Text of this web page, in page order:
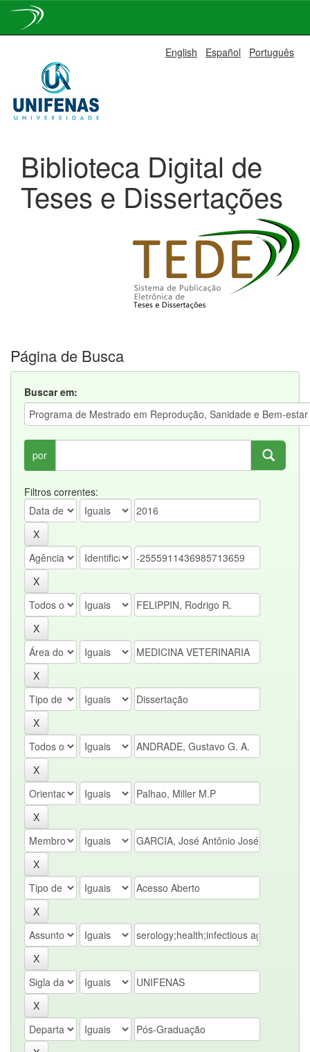
navigation
English Español Português
Biblioteca Digital de
Teses e Dissertações
Página de Busca
Buscar em:
por
Filtros correntes: